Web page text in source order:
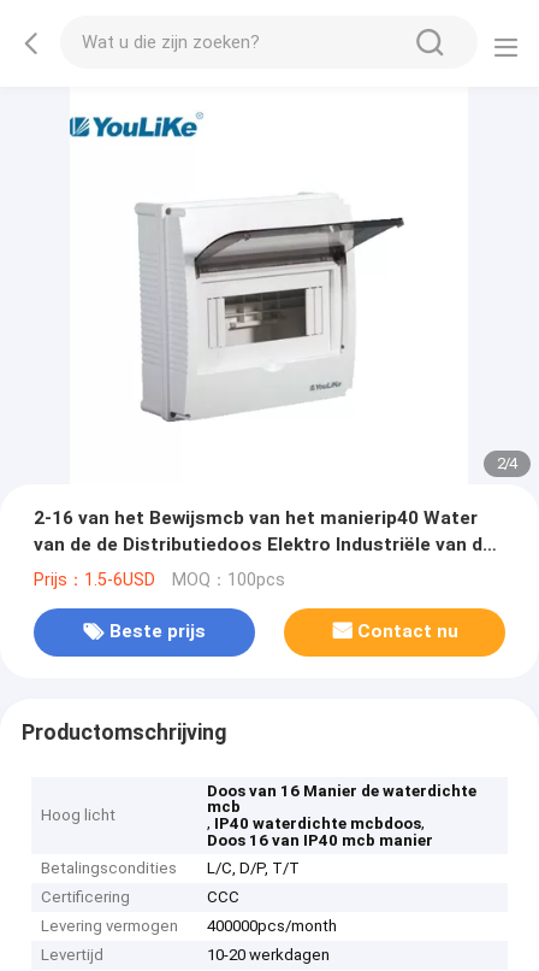
2/4
2-16 van het Bewijsmcb van het manierip40 Water
van de de Distributiedoos Elektro Industriële van de
de Grootteaanraking de Schakelaardoos
Prijs：1.5-6USD MOQ：100pcs
Beste prijs Contact nu
Productomschrijving
Hoog licht
Doos van 16 Manier de waterdichte
mcb
, IP40 waterdichte mcbdoos,
Doos 16 van IP40 mcb manier
Betalingscondities
L/C, D/P, T/T
Certificering
CCC
Levering vermogen
400000pcs/month
Levertijd
10-20 werkdagen